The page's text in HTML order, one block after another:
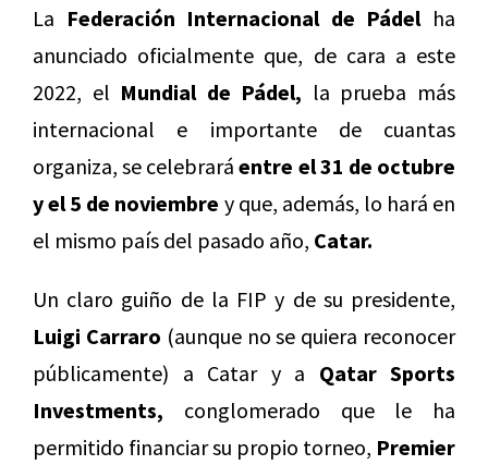
La Federación Internacional de Pádelha
anunciado oficialmente que, de cara a este
2022, el Mundial de Pádel, la prueba más
internacional e importante de cuantas
organiza, se celebrará entre el 31 de octubre
y el 5 de noviembre y que, además, lo hará en
el mismo país del pasado año, Catar.
Un claro guiño de la FIP y de su presidente,
Luigi Carraro (aunque no se quiera reconocer
públicamente) a Catar y a Qatar Sports
Investments, conglomerado que le ha
permitido financiar su propio torneo, Premier